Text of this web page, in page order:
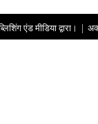
एंड मीडिया द्वारा।